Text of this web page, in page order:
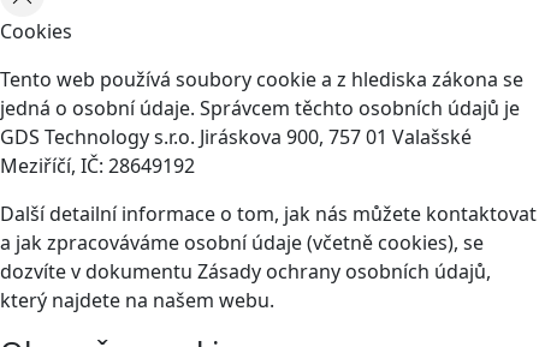
Cookies
Tento web používá soubory cookie a z hlediska zákona se
jedná o osobní údaje. Správcem těchto osobních údajů je
GDS Technology s.r.o. Jiráskova 900, 757 01 Valašské
Meziříčí, IČ: 28649192
Další detailní informace o tom, jak nás můžete kontaktovat
a jak zpracováváme osobní údaje (včetně cookies), se
dozvíte v dokumentu Zásady ochrany osobních údajů,
který najdete na našem webu.